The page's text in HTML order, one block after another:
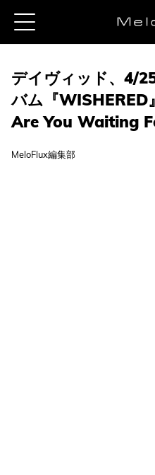
デイヴィッド、4/
バム『
Are You Waiting
MeloFlux編集部